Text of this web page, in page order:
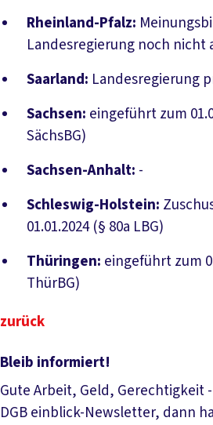
Rheinland-Pfalz:
Landesregierung noch nicht
Saarland: Landesregierung
Sachsen: eingeführt zum
SächsBG)
Sachsen-Anhalt: -
Schleswig-Holstein:
01.01.2024 (§ 80a LBG)
Thüringen: eingeführt zum
ThürBG)
zurück
Bleib informiert!
Gute Arbeit, Geld, Gerechtigkeit
DGB einblick-Newsletter, dann